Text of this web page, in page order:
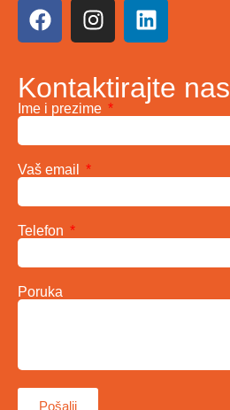
Kontaktirajte nas
Ime i prezime
Vaš email
Telefon
Poruka
Pošalji